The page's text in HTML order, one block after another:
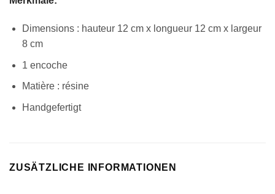
Dimensions : hauteur 12 cm x longueur 12 cm x largeur
8 cm
1 encoche
Matière : résine
Handgefertigt
ZUSÄTZLICHE INFORMATIONEN